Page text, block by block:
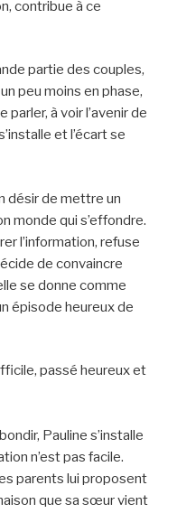
contribue à ce
partie des couples,
peu moins en phase,
parler, à voir l’avenir de
et l’écart se
désir de mettre un
monde qui s’effondre.
l’information, refuse
de convaincre
se donne comme
épisode heureux de
passé heureux et
Pauline s’installe
n’est pas facile.
parents lui proposent
que sa sœur vient